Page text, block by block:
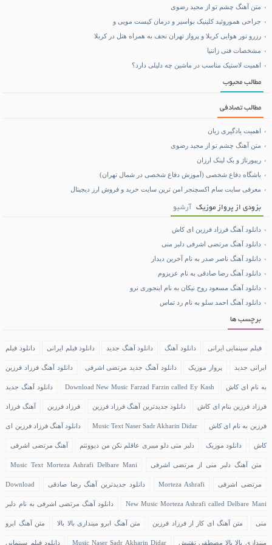
متن آهنگ چشم تو از مجید رضوی
جراحی هموروئید کلینیک بواسیر و درمان کیست مویی و
رزرو تور هوایی کربلا و پرواز تهران نجف به همراه هتل در کربلا
مشخصات فنی زانتیا
اهمیت لاستیک مناسب در ماشین چه دلیلی دارد؟
مطالب محبوب
مطالب تصادفی
اهمیت یادگیری زبان
متن آهنگ چشم تو از مجید رضوی
ریپورتاژ و بک لینک ارزان
باشگاه دفاع شخصی (آموزش دفاع شخصی در شمال تهران)
معرفی سایت سام اکسچنجر امن ترین سایت خرید و فروش ارز دیجیتال
بزودی از پرواز موزیک آرشیو
دانلود آهنگ فرزاد فرزین ای کاش
دانلود آهنگ مرتضی اشرفی دلبر منی
دانلود آهنگ ناصر صدر به نام آخرین دیدار
دانلود آهنگ رضا صادقی به نام عزیزوم
دانلود آهنگ مسعود روح نیکان به نام اینجوری نرو
دانلود آهنگ احمد سلو به نام رد تماس
برچسب ها
فیلم سینمایی ایرانی دانلود آهنگ دانلود آهنگ جدید دانلود فیلم ایرانی دانلود فیلم
ایرانی جدید پرواز موزیک دانلود آهنگ جدید مرتضی اشرفی دانلود آهنگ فرزاد فرزین
به نام ای کاش Download New Music Farzad Farzin called Ey Kash دانلود آهنگ جدید
فرزاد فرزین بنام ای کاش دانلود جدیدترین آهنگ فرزاد فرزین فرزاد فرزین آهنگ فرزاد
فرزین به نام ای کاش Music Text Naser Sadr Akharin Didar دانلود آهنگ فرزاد فرزین ای
کاش دانلود موزیک دلبر منی دلو میبری عاقلم نکن من دیوونتم آهنگ مرتضی اشرفی
متن آهنگ دلبر منی از مرتضی اشرفی Music Text Morteza Ashrafi Delbare Mani
مرتضی اشرفی Morteza Ashrafi دانلود جدیدترین آهنگ رضا صادقی Download
New Music Morteza Ashrafi called Delbare Mani دانلود آهنگ مرتضی اشرفی به نام دلبر
منی متن آهنگ ای کاز از فرزاد فرزین متن آهنگ ابرو میندازی بالا بالا متن آهنگ ابرو
میندازی بالا بالا مصطفی تفتیش Music Naser Sadr Akharin Didar دانلود فیلم سینمایی